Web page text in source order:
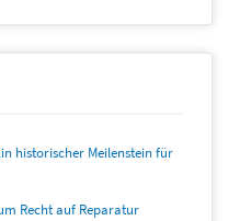
historischer Meilenstein für
Recht auf Reparatur